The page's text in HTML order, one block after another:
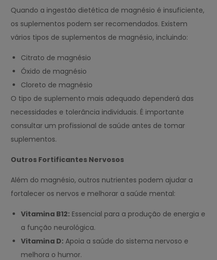
Quando a ingestão dietética de magnésio é insuficiente,
os suplementos podem ser recomendados. Existem
vários tipos de suplementos de magnésio, incluindo:
Citrato de magnésio
Óxido de magnésio
Cloreto de magnésio
O tipo de suplemento mais adequado dependerá das
necessidades e tolerância individuais. É importante
consultar um profissional de saúde antes de tomar
suplementos.
Outros Fortificantes Nervosos
Além do magnésio, outros nutrientes podem ajudar a
fortalecer os nervos e melhorar a saúde mental:
Vitamina B12: Essencial para a produção de energia e
a função neurológica.
Vitamina D: Apoia a saúde do sistema nervoso e
melhora o humor.